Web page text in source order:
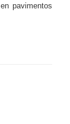
pavimentos